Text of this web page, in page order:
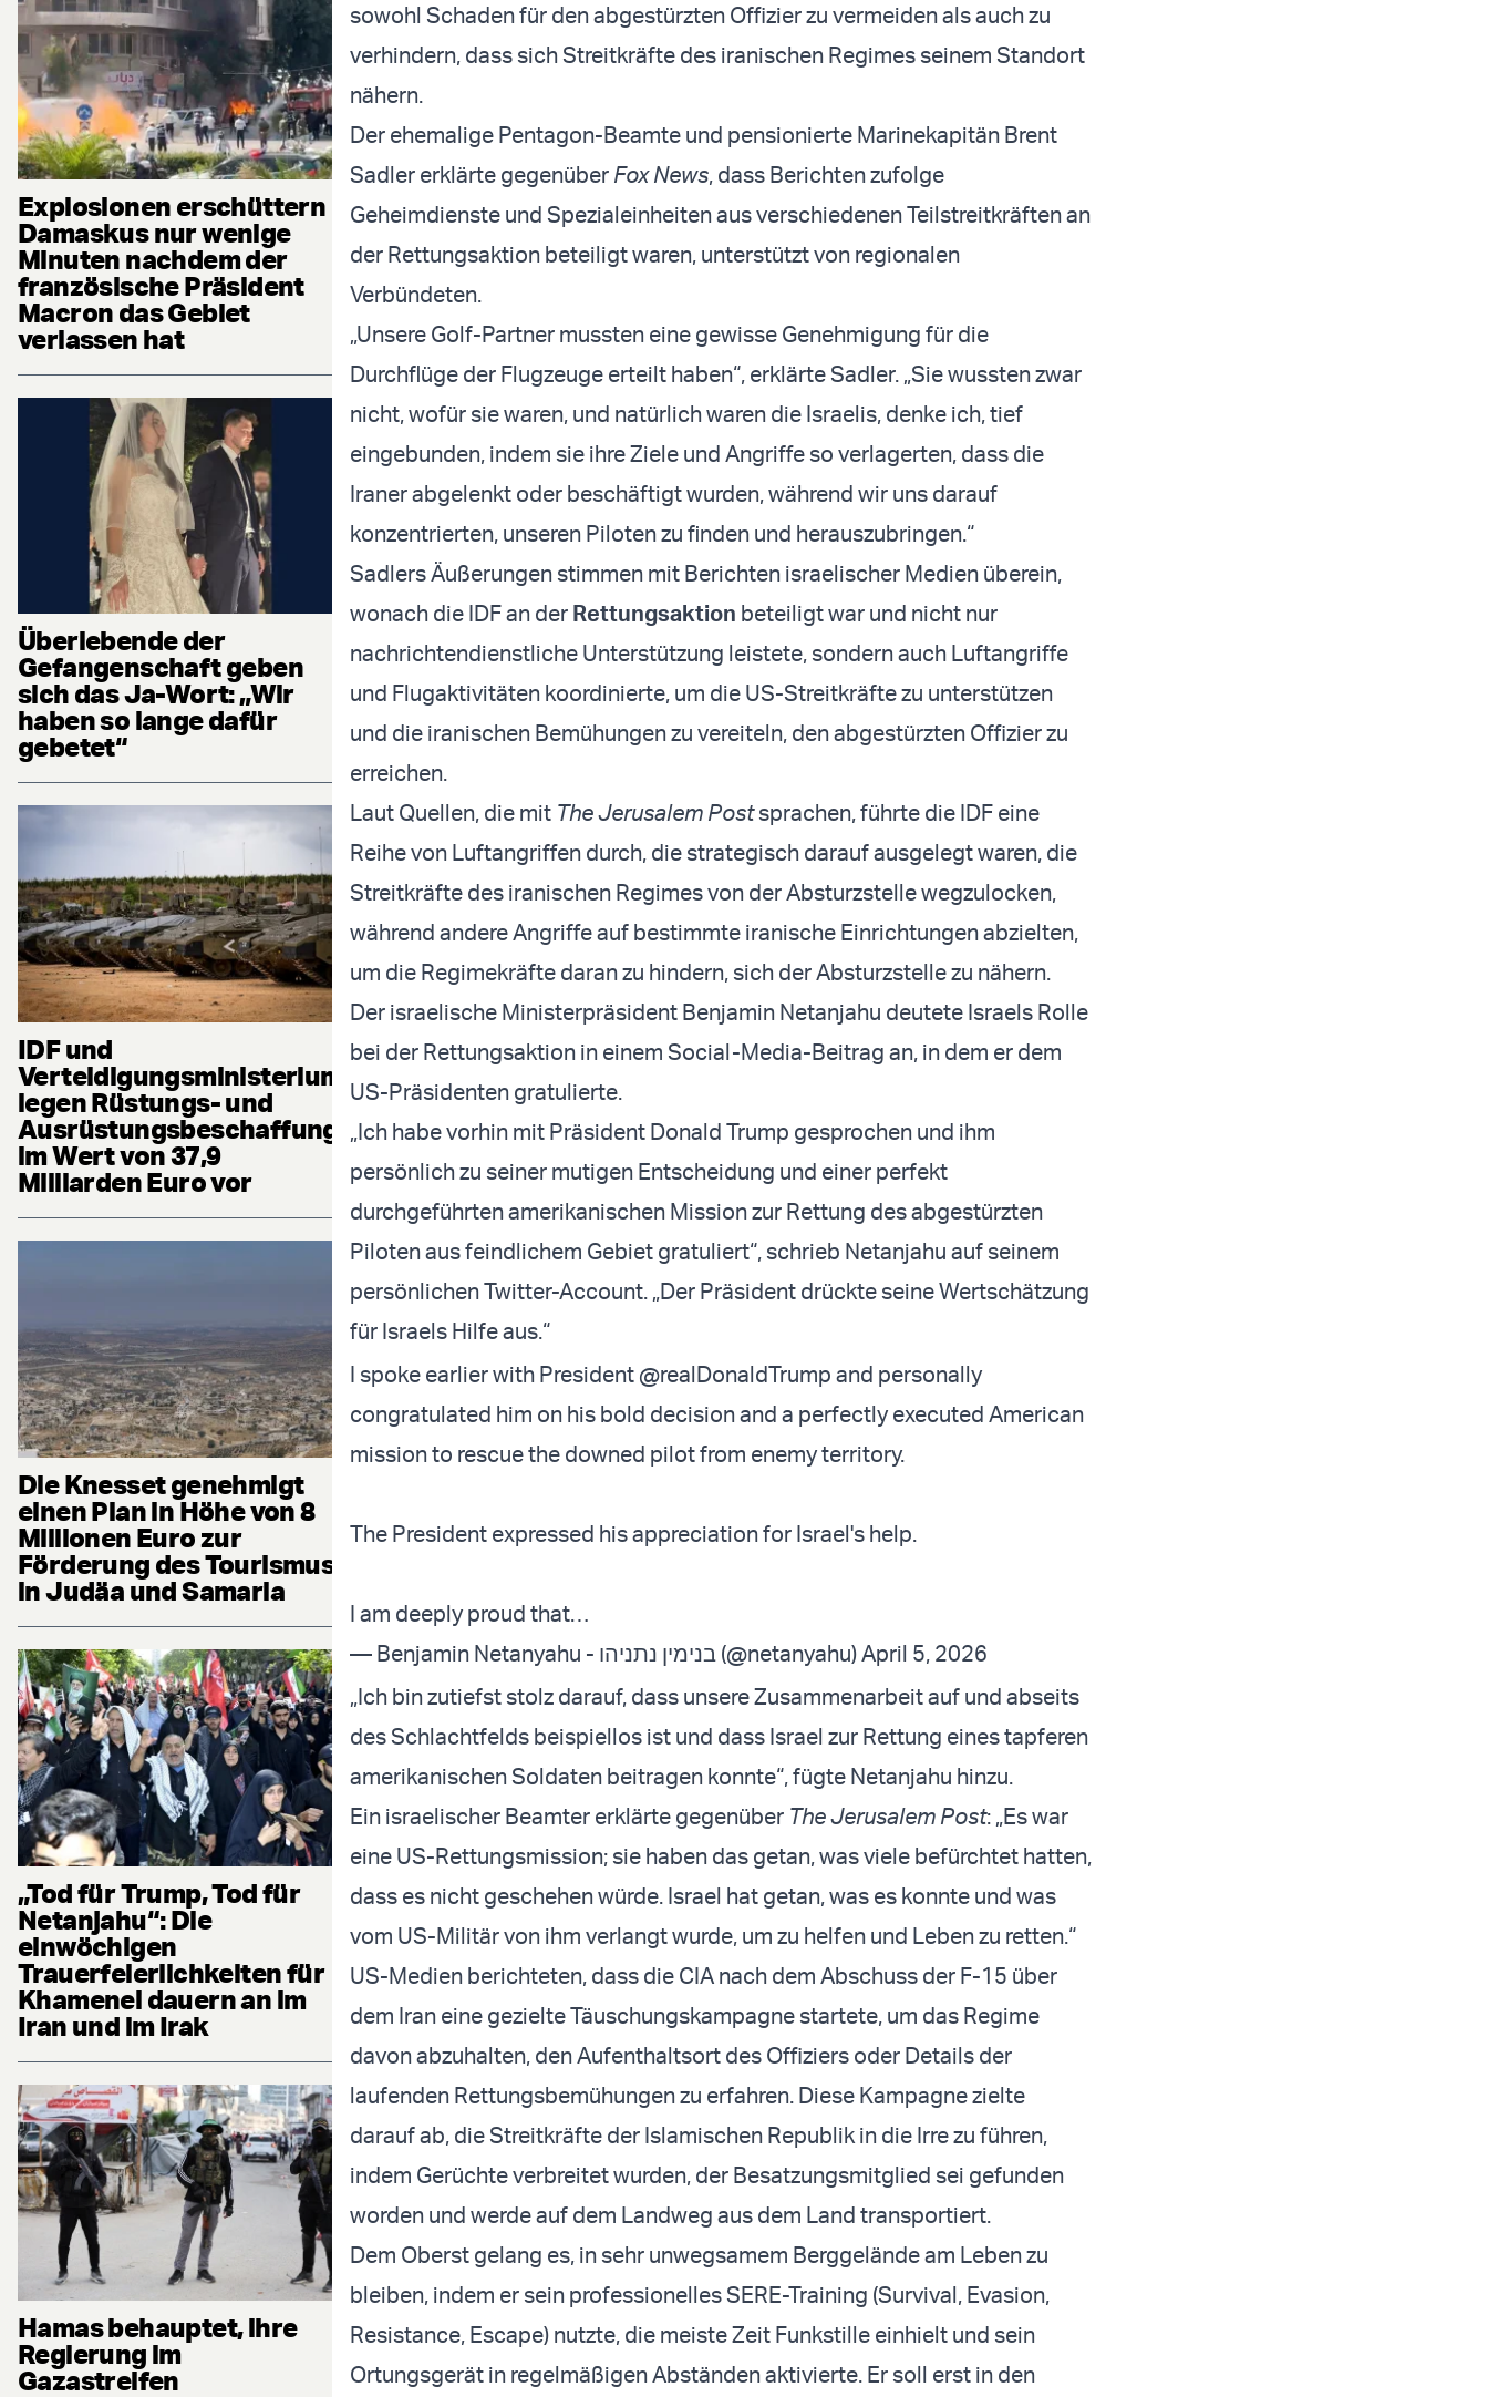
Explosionen erschüttern
Damaskus nur wenige
Minuten nachdem der
französische Präsident
Macron das Gebiet
verlassen hat
Überlebende der
Gefangenschaft geben
sich das Ja-Wort: „Wir
haben so lange dafür
gebetet“
IDF und
Verteidigungsministerium
legen Rüstungs- und
Ausrüstungsbeschaffung
im Wert von 37,9
Milliarden Euro vor
Die Knesset genehmigt
einen Plan in Höhe von 8
Millionen Euro zur
Förderung des Tourismus
in Judäa und Samaria
„Tod für Trump, Tod für
Netanjahu“: Die
einwöchigen
Trauerfeierlichkeiten für
Khamenei dauern an im
Iran und im Irak
Hamas behauptet, ihre
Regierung im
Gazastreifen
sowohl Schaden für den abgestürzten Offizier zu vermeiden als auch zu
verhindern, dass sich Streitkräfte des iranischen Regimes seinem Standort
nähern.
Der ehemalige Pentagon-Beamte und pensionierte Marinekapitän Brent
Sadler erklärte gegenüber Fox News, dass Berichten zufolge
Geheimdienste und Spezialeinheiten aus verschiedenen Teilstreitkräften an
der Rettungsaktion beteiligt waren, unterstützt von regionalen
Verbündeten.
„Unsere Golf-Partner mussten eine gewisse Genehmigung für die
Durchflüge der Flugzeuge erteilt haben“, erklärte Sadler. „Sie wussten zwar
nicht, wofür sie waren, und natürlich waren die Israelis, denke ich, tief
eingebunden, indem sie ihre Ziele und Angriffe so verlagerten, dass die
Iraner abgelenkt oder beschäftigt wurden, während wir uns darauf
konzentrierten, unseren Piloten zu finden und herauszubringen.“
Sadlers Äußerungen stimmen mit Berichten israelischer Medien überein,
wonach die IDF an der Rettungsaktion beteiligt war und nicht nur
nachrichtendienstliche Unterstützung leistete, sondern auch Luftangriffe
und Flugaktivitäten koordinierte, um die US-Streitkräfte zu unterstützen
und die iranischen Bemühungen zu vereiteln, den abgestürzten Offizier zu
erreichen.
Laut Quellen, die mit The Jerusalem Postsprachen, führte die IDF eine
Reihe von Luftangriffen durch, die strategisch darauf ausgelegt waren, die
Streitkräfte des iranischen Regimes von der Absturzstelle wegzulocken,
während andere Angriffe auf bestimmte iranische Einrichtungen abzielten,
um die Regimekräfte daran zu hindern, sich der Absturzstelle zu nähern.
Der israelische Ministerpräsident Benjamin Netanjahu deutete Israels Rolle
bei der Rettungsaktion in einem Social-Media-Beitrag an, in dem er dem
US-Präsidenten gratulierte.
„Ich habe vorhin mit Präsident Donald Trump gesprochen und ihm
persönlich zu seiner mutigen Entscheidung und einer perfekt
durchgeführten amerikanischen Mission zur Rettung des abgestürzten
Piloten aus feindlichem Gebiet gratuliert“, schrieb Netanjahu auf seinem
persönlichen Twitter-Account. „Der Präsident drückte seine Wertschätzung
für Israels Hilfe aus.“
I spoke earlier with President @realDonaldTrump and personally
congratulated him on his bold decision and a perfectly executed American
mission to rescue the downed pilot from enemy territory.
The President expressed his appreciation for Israel's help.
I am deeply proud that…
— Benjamin Netanyahu - בנימין נתניהו (@netanyahu)April 5, 2026
„Ich bin zutiefst stolz darauf, dass unsere Zusammenarbeit auf und abseits
des Schlachtfelds beispiellos ist und dass Israel zur Rettung eines tapferen
amerikanischen Soldaten beitragen konnte“, fügte Netanjahu hinzu.
Ein israelischer Beamter erklärte gegenüber The Jerusalem Post: „Es war
eine US-Rettungsmission; sie haben das getan, was viele befürchtet hatten,
dass es nicht geschehen würde. Israel hat getan, was es konnte und was
vom US-Militär von ihm verlangt wurde, um zu helfen und Leben zu retten.“
US-Medien berichteten, dass die CIA nach dem Abschuss der F-15 über
dem Iran eine gezielte Täuschungskampagne startete, um das Regime
davon abzuhalten, den Aufenthaltsort des Offiziers oder Details der
laufenden Rettungsbemühungen zu erfahren. Diese Kampagne zielte
darauf ab, die Streitkräfte der Islamischen Republik in die Irre zu führen,
indem Gerüchte verbreitet wurden, der Besatzungsmitglied sei gefunden
worden und werde auf dem Landweg aus dem Land transportiert.
Dem Oberst gelang es, in sehr unwegsamem Berggelände am Leben zu
bleiben, indem er sein professionelles SERE-Training (Survival, Evasion,
Resistance, Escape) nutzte, die meiste Zeit Funkstille einhielt und sein
Ortungsgerät in regelmäßigen Abständen aktivierte. Er soll erst in den